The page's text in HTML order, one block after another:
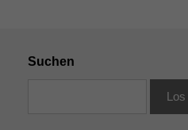
Suchen